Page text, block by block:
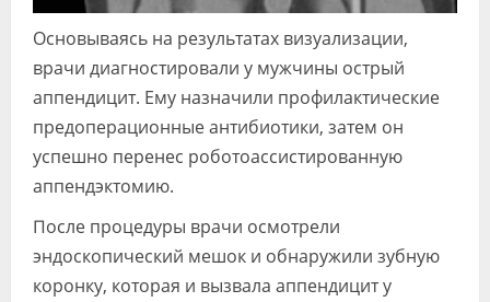
Основываясь на результатах визуализации,
врачи диагностировали у мужчины острый
аппендицит. Ему назначили профилактические
предоперационные антибиотики, затем он
успешно перенес роботоассистированную
аппендэктомию.
После процедуры врачи осмотрели
эндоскопический мешок и обнаружили зубную
коронку, которая и вызвала аппендицит у